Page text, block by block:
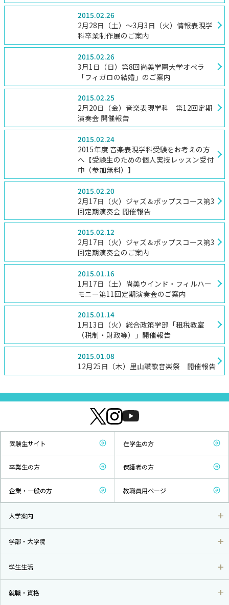
2015.02.26
2月28日（土）～3月3日（火）情報表現学
科卒業制作展のご案内
2015.02.26
3月1日（日）第8回尚美学園大学オペラ
「フィガロの結婚」のご案内
2015.02.25
2月20日（金）音楽表現学科 第12回定期
演奏会 開催報告
2015.02.24
2015年度 音楽表現学科受験をお考えの方
へ【受験生のための個人実技レッスン受付
中（参加無料）】
2015.02.20
2月17日（火）ジャズ＆ポップスコース第3
回定期演奏会 開催報告
2015.02.12
2月17日（火）ジャズ＆ポップスコース第3
回定期演奏会のご案内
2015.01.16
1月17日（土）尚美ウインド・フィルハー
モニー第11回定期演奏会のご案内
2015.01.14
1月13日（火）総合政策学部「租税教室
（税制・財政等）」開催報告
2015.01.08
12月25日（木）里山讃歌音楽祭 開催報告
受験生サイト 在学生の方
卒業生の方 保護者の方
企業・一般の方 教職員用ページ
大学案内
学部・大学院
学生生活
就職・資格